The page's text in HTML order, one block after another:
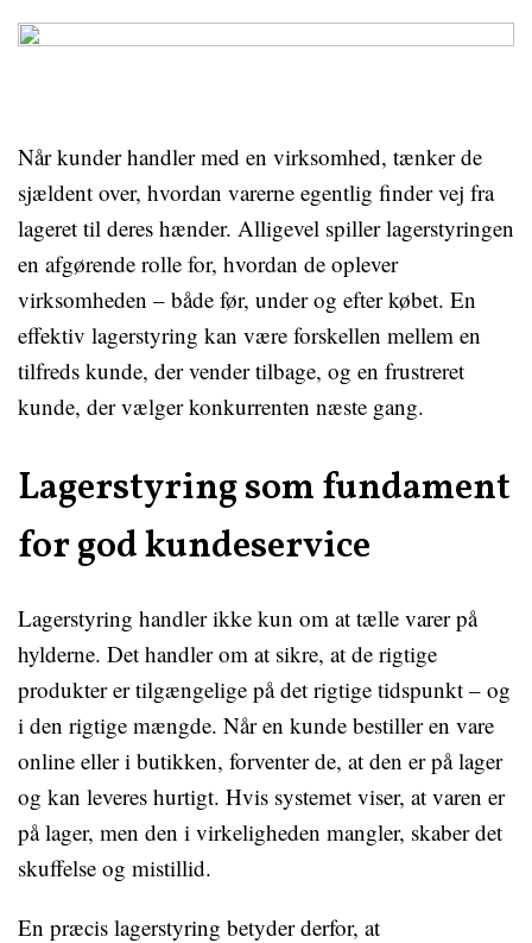
Når kunder handler med en virksomhed, tænker de
sjældent over, hvordan varerne egentlig finder vej fra
lageret til deres hænder. Alligevel spiller lagerstyringen
en afgørende rolle for, hvordan de oplever
virksomheden – både før, under og efter købet. En
effektiv lagerstyring kan være forskellen mellem en
tilfreds kunde, der vender tilbage, og en frustreret
kunde, der vælger konkurrenten næste gang.
Lagerstyring som fundament
for god kundeservice
Lagerstyring handler ikke kun om at tælle varer på
hylderne. Det handler om at sikre, at de rigtige
produkter er tilgængelige på det rigtige tidspunkt – og
i den rigtige mængde. Når en kunde bestiller en vare
online eller i butikken, forventer de, at den er på lager
og kan leveres hurtigt. Hvis systemet viser, at varen er
på lager, men den i virkeligheden mangler, skaber det
skuffelse og mistillid.
En præcis lagerstyring betyder derfor, at